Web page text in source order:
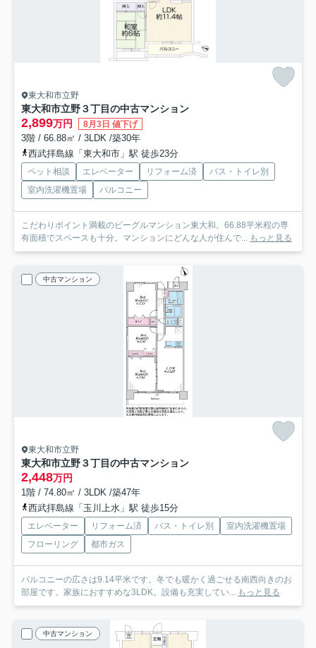
東大和市立野
東大和市立野３丁目の中古マンション
2,899万円 8月3日 値下げ
3階 / 66.88㎡ / 3LDK /築30年
西武拝島線「東大和市」駅 徒歩23分
ペット相談 エレベーター リフォーム済
バス・トイレ別
室内洗濯機置場
バルコニー
こだわりポイント満載のビーグルマンション東大和。66.88平米程の専
有面積でスペースも十分。マンションにどんな人が住んで... もっと見る
中古マンション
東大和市立野
東大和市立野３丁目の中古マンション
2,448万円
1階 / 74.80㎡ / 3LDK /築47年
西武拝島線「玉川上水」駅 徒歩15分
エレベーター リフォーム済 バス・トイレ別
室内洗濯機置場
フローリング
都市ガス
バルコニーの広さは9.14平米です。冬でも暖かく過ごせる南西向きのお
部屋です。家族におすすめな3LDK。設備も充実してい... もっと見る
中古マンション